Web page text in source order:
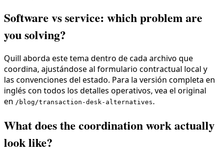
Software vs service: which problem are
you solving?
Quill aborda este tema dentro de cada archivo que
coordina, ajustándose al formulario contractual local y
las convenciones del estado. Para la versión completa en
inglés con todos los detalles operativos, vea el original
en /blog/transaction-desk-alternatives.
What does the coordination work actually
look like?